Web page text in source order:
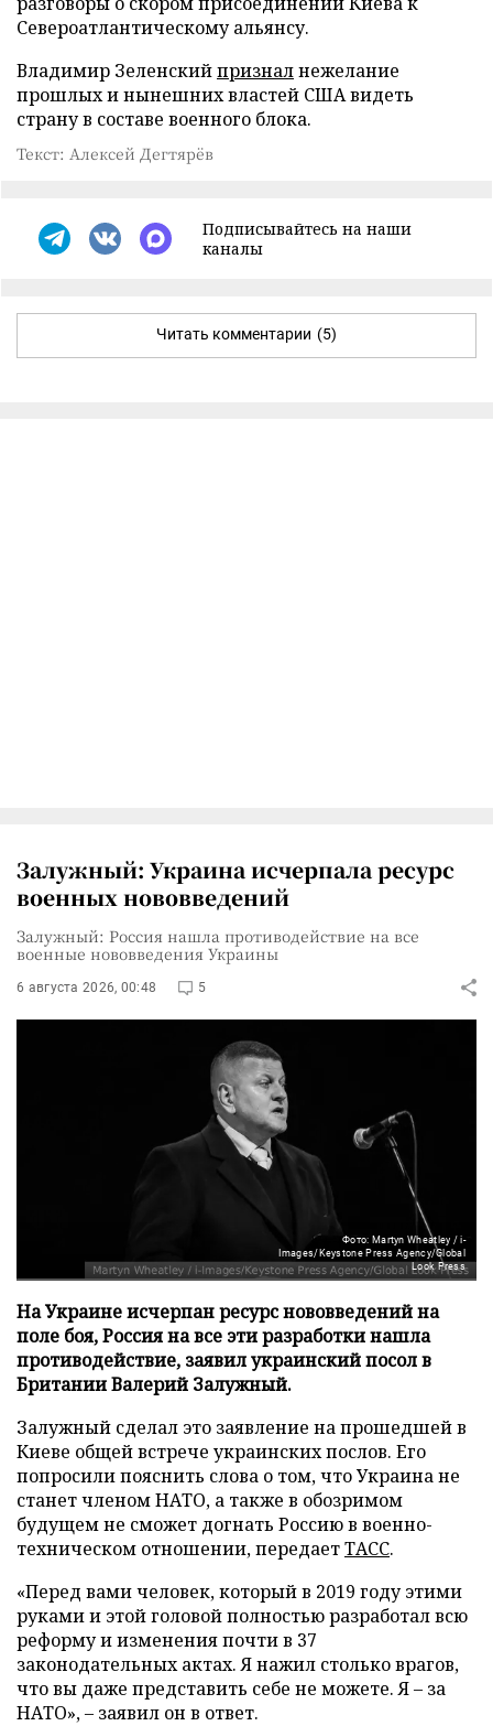
Североатлантическому альянсу.
Владимир Зеленскийпризналнежелание
прошлых и нынешних властей США видеть
страну в составе военного блока.
Текст: Алексей Дегтярёв
Подписывайтесь на наши
каналы
Читать комментарии (5)
Залужный: Украина исчерпала ресурс
военных нововведений
Залужный: Россия нашла противодействие на все
военные нововведения Украины
6 августа 2026, 00:48 5
Фото: Martyn Wheatley / i-
Images/Keystone Press Agency/Global
Look Press
На Украине исчерпан ресурс нововведений на
поле боя, Россия на все эти разработки нашла
противодействие, заявил украинский посол в
Британии Валерий Залужный.
Залужный сделал это заявление на прошедшей в
Киеве общей встрече украинских послов. Его
попросили пояснить слова о том, что Украина не
станет членом НАТО, а также в обозримом
будущем не сможет догнать Россию в военно-
техническом отношении, передаетТАСС.
«Перед вами человек, который в 2019 году этими
руками и этой головой полностью разработал всю
реформу и изменения почти в 37
законодательных актах. Я нажил столько врагов,
что вы даже представить себе не можете. Я – за
НАТО», – заявил он в ответ.